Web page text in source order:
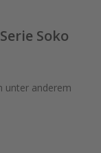
Soko
unter anderem